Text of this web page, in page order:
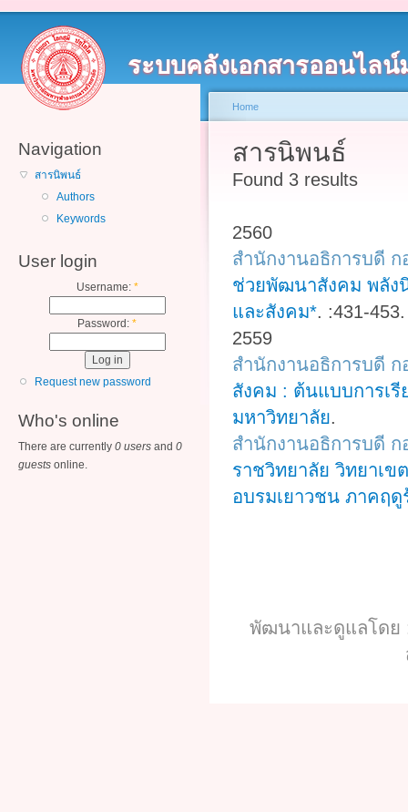
ระบบคลังเอกสารออนไล
Navigation
สารนิพนธ์
Authors
Keywords
User login
Username: *
Password: *
Request new password
Who's online
There are currently 0 users and 0
guests online.
Home
สารนิพนธ์
Found 3 results
2560
สำนักงานอธิการบดี ก
ช่วยพัฒนาสังคม พลัง
และสังคม*. :431-453.
2559
สำนักงานอธิการบดี ก
สังคม : ต้นแบบการ
มหาวิทยาลัย.
สำนักงานอธิการบดี ก
ราชวิทยาลัย วิทยาเข
อบรมเยาวชน ภาคฤ
พัฒนาและดูแลโดย